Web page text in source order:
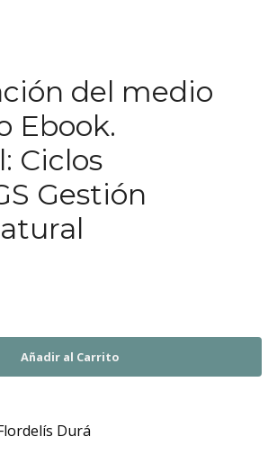
del medio
Ebook.
Ciclos
Gestión
Durá